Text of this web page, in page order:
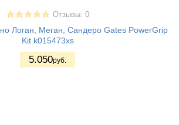
Отзывы: 0
Логан, Меган, Сандеро Gates PowerGrip
Kit k015473xs
5.050руб.